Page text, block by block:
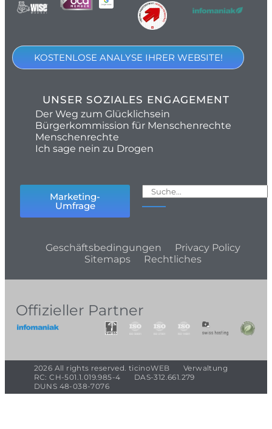
KOSTENLOSE ANALYSE IHRER WEBSITE!
UNSER SOZIALES ENGAGEMENT
Der Weg zum Glücklichsein
Bürgerkommission für Menschenrechte
Menschenrechte
Ich sage nein zu Drogen
Marketing-
Umfrage
Geschäftsbedingungen
Privacy Policy
Sitemaps
Rechtliches
Offizieller Partner
2026 All rights reserved. ticinoWEB
Verwaltung
RC: CH-501.1.019.985-4
DAS-312.661.279
DUNS 48-038-7076